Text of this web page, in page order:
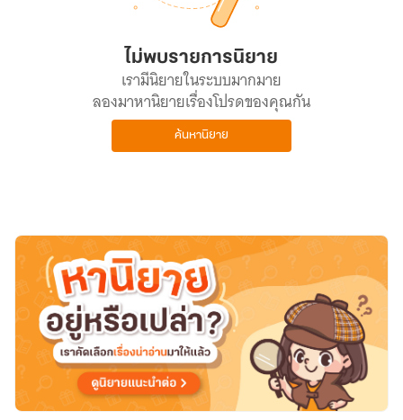
ไม่พบรายการนิยาย
เรามีนิยายในระบบมากมาย
ลองมาหานิยายเรื่องโปรดของคุณกัน
ค้นหานิยาย